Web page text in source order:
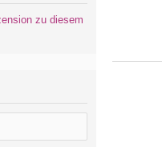
zu diesem